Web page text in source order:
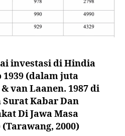
investasi di Hindia
1939 (dalam juta
van Laanen. 1987 di
Kabar Dan
Di Jawa Masa
2000)